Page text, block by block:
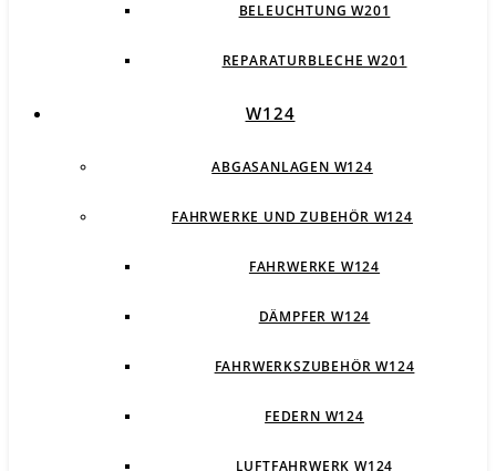
BELEUCHTUNG W201
REPARATURBLECHE W201
W124
ABGASANLAGEN W124
FAHRWERKE UND ZUBEHÖR W124
FAHRWERKE W124
DÄMPFER W124
FAHRWERKSZUBEHÖR W124
FEDERN W124
LUFTFAHRWERK W124